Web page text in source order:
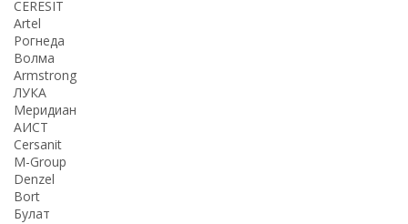
CERESIT
Artel
Рогнеда
Волма
Armstrong
ЛУКА
Меридиан
АИСТ
Cersanit
M-Group
Denzel
Bort
Булат